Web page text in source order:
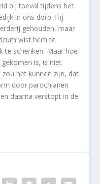
bij toeval tijdens het
in ons dorp. Hij
gehouden, maar
wist hem te
te schenken. Maar hoe
is, is niet
zou het kunnen zijn, dat
door parochianen
daarna verstopt in de